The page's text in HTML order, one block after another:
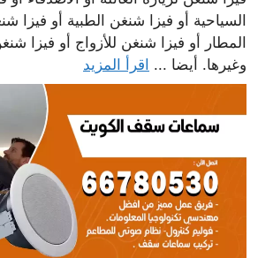
السياحية أو فيزا شنغن الطبية أو فيزا
المطار أو فيزا شنغن للأزواج أو فيزا
وغيرها. أيضا ... اقرأ المزيد